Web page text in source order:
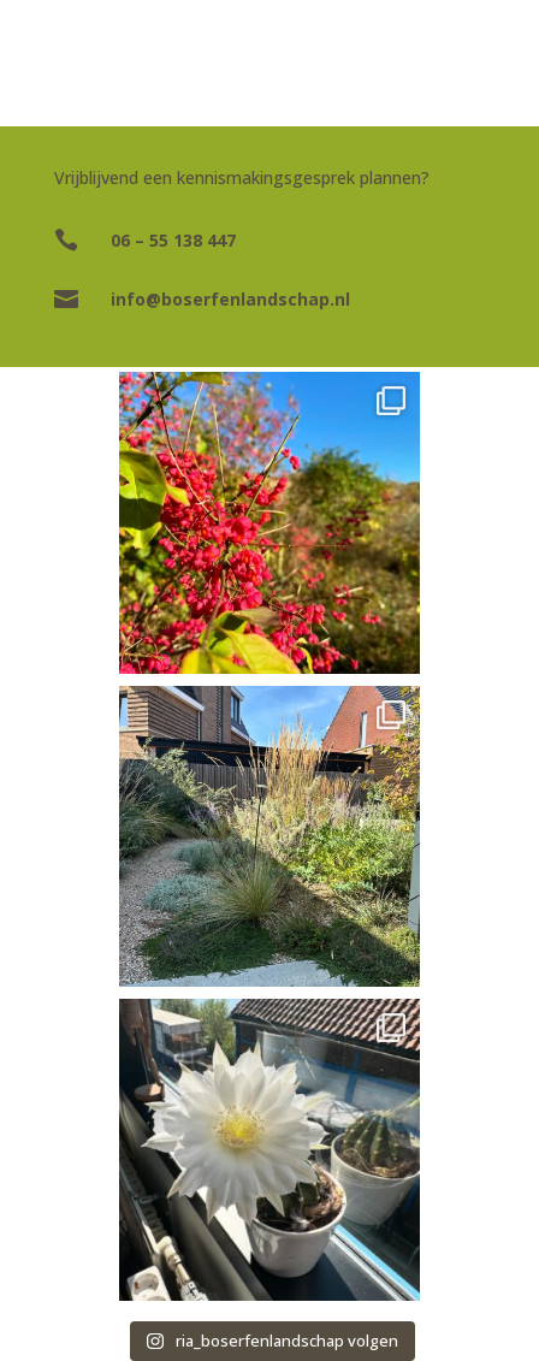
Vrijblijvend een kennismakingsgesprek plannen?
 06 – 55 138 447
 info@boserfenlandschap.nl
ria_boserfenlandschap volgen